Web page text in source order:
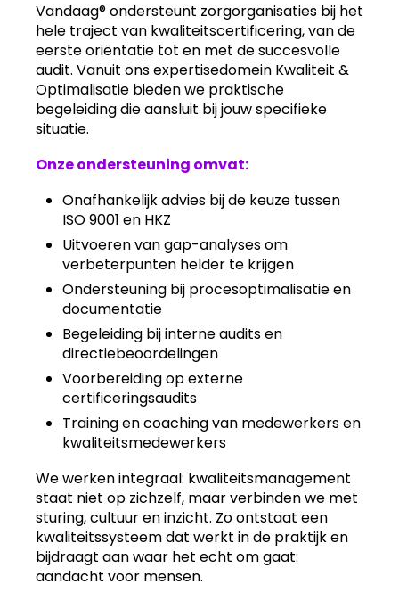
Vandaag® ondersteunt zorgorganisaties bij het
hele traject van kwaliteitscertificering, van de
eerste oriëntatie tot en met de succesvolle
audit. Vanuit ons expertisedomein Kwaliteit &
Optimalisatie bieden we praktische
begeleiding die aansluit bij jouw specifieke
situatie.
Onze ondersteuning omvat:
Onafhankelijk advies bij de keuze tussen
ISO 9001 en HKZ
Uitvoeren van gap-analyses om
verbeterpunten helder te krijgen
Ondersteuning bij procesoptimalisatie en
documentatie
Begeleiding bij interne audits en
directiebeoordelingen
Voorbereiding op externe
certificeringsaudits
Training en coaching van medewerkers en
kwaliteitsmedewerkers
We werken integraal: kwaliteitsmanagement
staat niet op zichzelf, maar verbinden we met
sturing, cultuur en inzicht. Zo ontstaat een
kwaliteitssysteem dat werkt in de praktijk en
bijdraagt aan waar het echt om gaat:
aandacht voor mensen.